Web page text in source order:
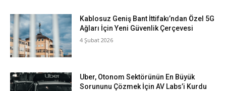
Kablosuz Geniş Bant İttifakı’ndan Özel 5G
Ağları İçin Yeni Güvenlik Çerçevesi
4 Şubat 2026
Uber, Otonom Sektörünün En Büyük
Sorununu Çözmek İçin AV Labs’i Kurdu